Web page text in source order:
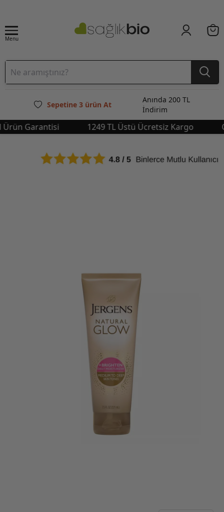
Menu
Sepetine 3 ürün At
Anında 200 TL
İndirim
Garantisi 1249 TL Üstü Ücretsiz Kargo